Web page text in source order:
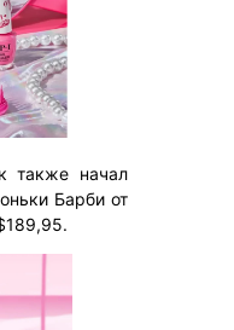
также начал
Барби от